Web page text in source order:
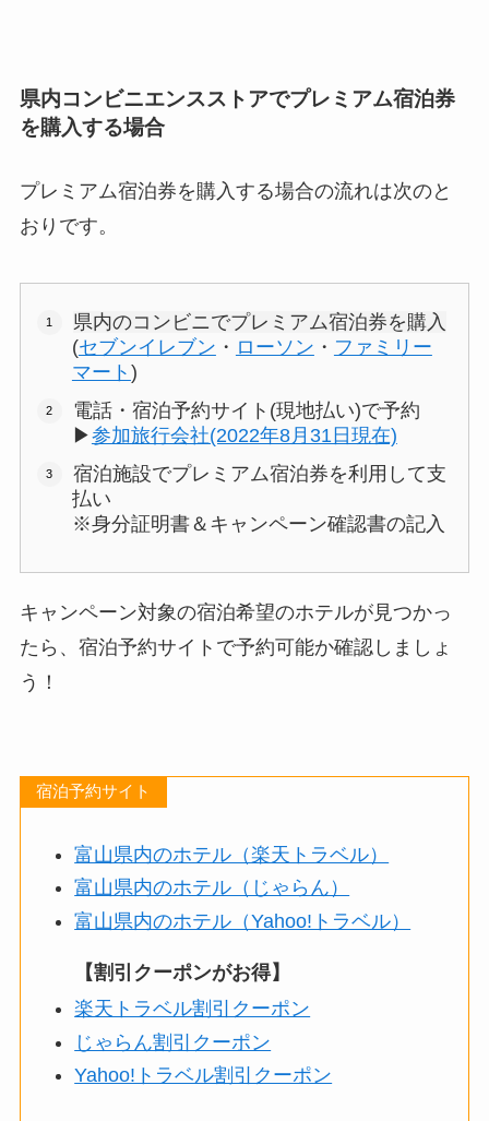
県内コンビニエンスストアでプレミアム宿泊券
を購入する場合
プレミアム宿泊券を購入する場合の流れは次のと
おりです。
県内のコンビニでプレミアム宿泊券を購入
(セブンイレブン ・ ローソン ・ ファミリー
マート )
電話・宿泊予約サイト(現地払い)で予約
▶︎参加旅行会社(2022年8月31日現在)
宿泊施設でプレミアム宿泊券を利用して支
払い
※身分証明書＆キャンペーン確認書の記入
キャンペーン対象の宿泊希望のホテルが見つかっ
たら、宿泊予約サイトで予約可能か確認しましょ
う！
宿泊予約サイト
富山県内のホテル（楽天トラベル）
富山県内のホテル（じゃらん）
富山県内のホテル（Yahoo!トラベル）
【割引クーポンがお得】
楽天トラベル割引クーポン
じゃらん割引クーポン
Yahoo!トラベル割引クーポン